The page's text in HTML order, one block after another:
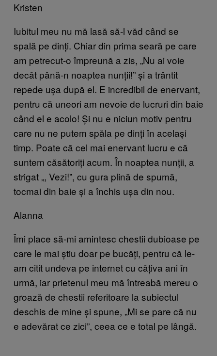
Kristen
Iubitul meu nu mă lasă să-l văd când se
spală pe dinți. Chiar din prima seară pe care
am petrecut-o împreună a zis, „Nu ai voie
decât până-n noaptea nunții!” și a trântit
repede ușa după el. E incredibil de enervant,
pentru că uneori am nevoie de lucruri din baie
când el e acolo! Și nu e niciun motiv pentru
care nu ne putem spăla pe dinți în același
timp. Poate că cel mai enervant lucru e că
suntem căsătoriți acum. În noaptea nunții, a
strigat „, Vezi!”, cu gura plină de spumă,
tocmai din baie și a închis ușa din nou.
Alanna
Îmi place să-mi amintesc chestii dubioase pe
care le mai știu doar pe bucăți, pentru că le-
am citit undeva pe internet cu câțiva ani în
urmă, iar prietenul meu mă întreabă mereu o
groază de chestii referitoare la subiectul
deschis de mine și spune, „Mi se pare că nu
e adevărat ce zici”, ceea ce e total pe lângă.